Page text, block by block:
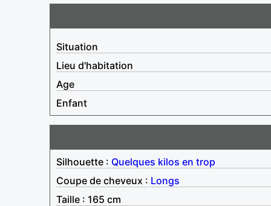
Situation
Lieu d'habitation
Age
Enfant
Silhouette : Quelques kilos en trop
Coupe de cheveux : Longs
Taille : 165 cm